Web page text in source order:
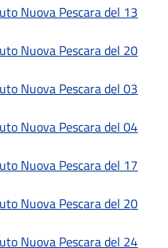
Nuova Pescara del 13
Nuova Pescara del 20
Nuova Pescara del 03
Nuova Pescara del 04
Nuova Pescara del 17
Nuova Pescara del 20
Nuova Pescara del 24